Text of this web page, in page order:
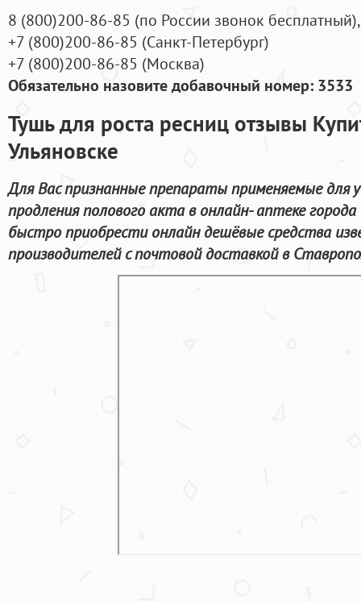
8 (800)200-86-85 (по России звонок бесплатный),
+7 (800)200-86-85 (Санкт-Петербург)
+7 (800)200-86-85 (Москва)
Обязательно назовите добавочный номер: 3533
Тушь для роста ресниц отзывы
Ульяновске
Для Вас признанные препараты применяемые для
продления полового акта в онлайн- аптеке
быстро приобрести онлайн дешёвые средства
производителей с почтовой доставкой в